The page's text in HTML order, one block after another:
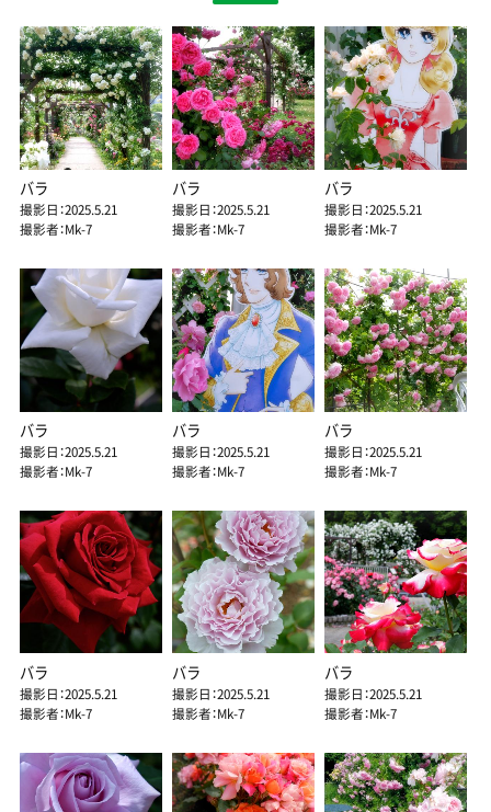
バラ
撮影日：2025.5.21
撮影者：Mk-7
バラ
撮影日：2025.5.21
撮影者：Mk-7
バラ
撮影日：2025.5.21
撮影者：Mk-7
バラ
撮影日：2025.5.21
撮影者：Mk-7
バラ
撮影日：2025.5.21
撮影者：Mk-7
バラ
撮影日：2025.5.21
撮影者：Mk-7
バラ
撮影日：2025.5.21
撮影者：Mk-7
バラ
撮影日：2025.5.21
撮影者：Mk-7
バラ
撮影日：2025.5.21
撮影者：Mk-7